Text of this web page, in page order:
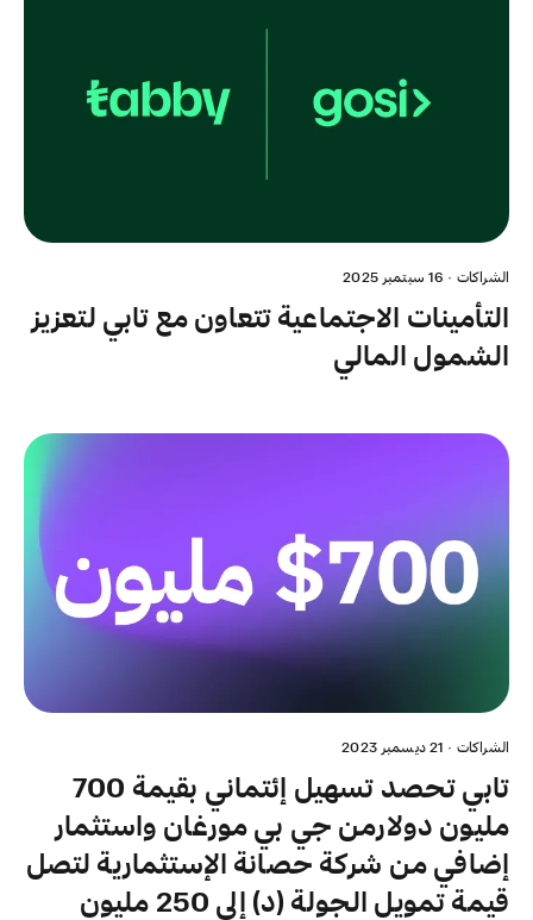
الشراكات · 16 سبتمبر 2025
التأمينات الاجتماعية تتعاون مع تابي لتعزيز
الشمول المالي
الشراكات · 21 ديسمبر 2023
تابي تحصد تسهيل إئتماني بقيمة 700
مليون دولارمن جي بي مورغان واستثمار
إضافي من شركة حصانة الإستثمارية لتصل
قيمة تمويل الجولة (د) إلى 250 مليون